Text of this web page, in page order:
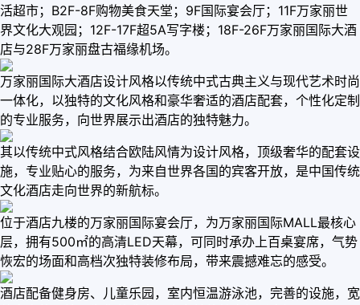
活超市；B2F-8F购物美食天堂；9F国际宴会厅；11F万家丽世
界文化大观园；12F-17F超5A写字楼；18F-26F万家丽国际大酒
店与28F万家丽盘古福缘机场。
万家丽国际大酒店设计风格以传统中式古典主义与现代艺术时尚
一体化，以独特的文化风格和豪华奢适的酒店配套，个性化定制
的专业服务，向世界展示出酒店的独特魅力。
其以传统中式风格结合欧陆风情为设计风格，顶级奢华的配套设
施，专业贴心的服务，为来自世界各国的宾客开放，是中国传统
文化酒店走向世界的新航标。
位于酒店九楼的万家丽国际宴会厅，为万家丽国际MALL最核心
层，拥有500㎡的高清LED天幕，可同时承办上百桌宴席，气势
恢宏的场面和高档次独特装修布局，带来震撼难忘的感受。
酒店配备健身房、儿童乐园，室内恒温游泳池，完善的设施，宽